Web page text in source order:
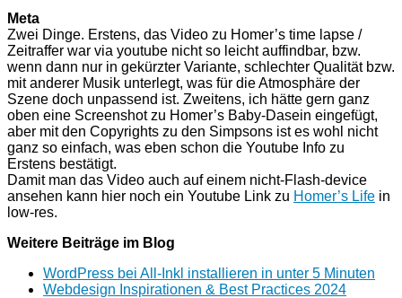
Meta
Zwei Dinge. Erstens, das Video zu Homer’s time lapse /
Zeitraffer war via youtube nicht so leicht auffindbar, bzw.
wenn dann nur in gekürzter Variante, schlechter Qualität bzw.
mit anderer Musik unterlegt, was für die Atmosphäre der
Szene doch unpassend ist. Zweitens, ich hätte gern ganz
oben eine Screenshot zu Homer’s Baby-Dasein eingefügt,
aber mit den Copyrights zu den Simpsons ist es wohl nicht
ganz so einfach, was eben schon die Youtube Info zu
Erstens bestätigt.
Damit man das Video auch auf einem nicht-Flash-device
ansehen kann hier noch ein Youtube Link zu Homer’s Life in
low-res.
Weitere Beiträge im Blog
WordPress bei All-Inkl installieren in unter 5 Minuten
Webdesign Inspirationen & Best Practices 2024